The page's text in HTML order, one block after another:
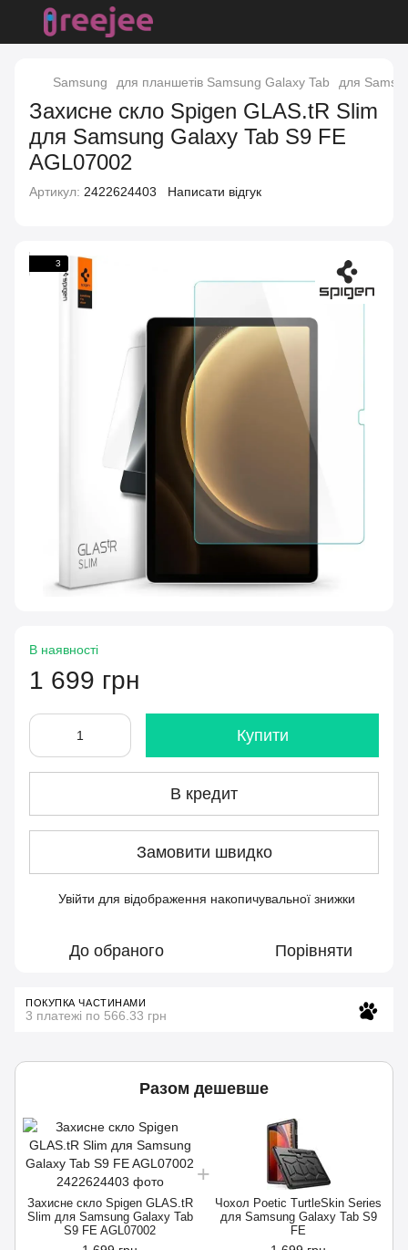
Samsung для планшетів Samsung Galaxy Tab для
Захисне скло Spigen GLAS.tR Slim
для Samsung Galaxy Tab S9 FE
AGL07002
Артикул: 2422624403 Написати відгук
3
В наявності
1 699 грн
Купити
В кредит
Замовити швидко
Увійти для відображення накопичувальної знижки
До обраного Порівняти
ПОКУПКА ЧАСТИНАМИ
3 платежі по 566.33 грн
Разом дешевше
Захисне скло Spigen GLAS.tR
Slim для Samsung Galaxy Tab
S9 FE AGL07002
Чохол Poetic TurtleSkin Series
для Samsung Galaxy Tab S9
FE